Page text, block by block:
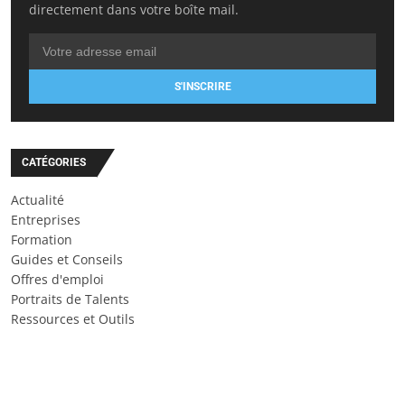
directement dans votre boîte mail.
S'INSCRIRE
CATÉGORIES
Actualité
Entreprises
Formation
Guides et Conseils
Offres d'emploi
Portraits de Talents
Ressources et Outils